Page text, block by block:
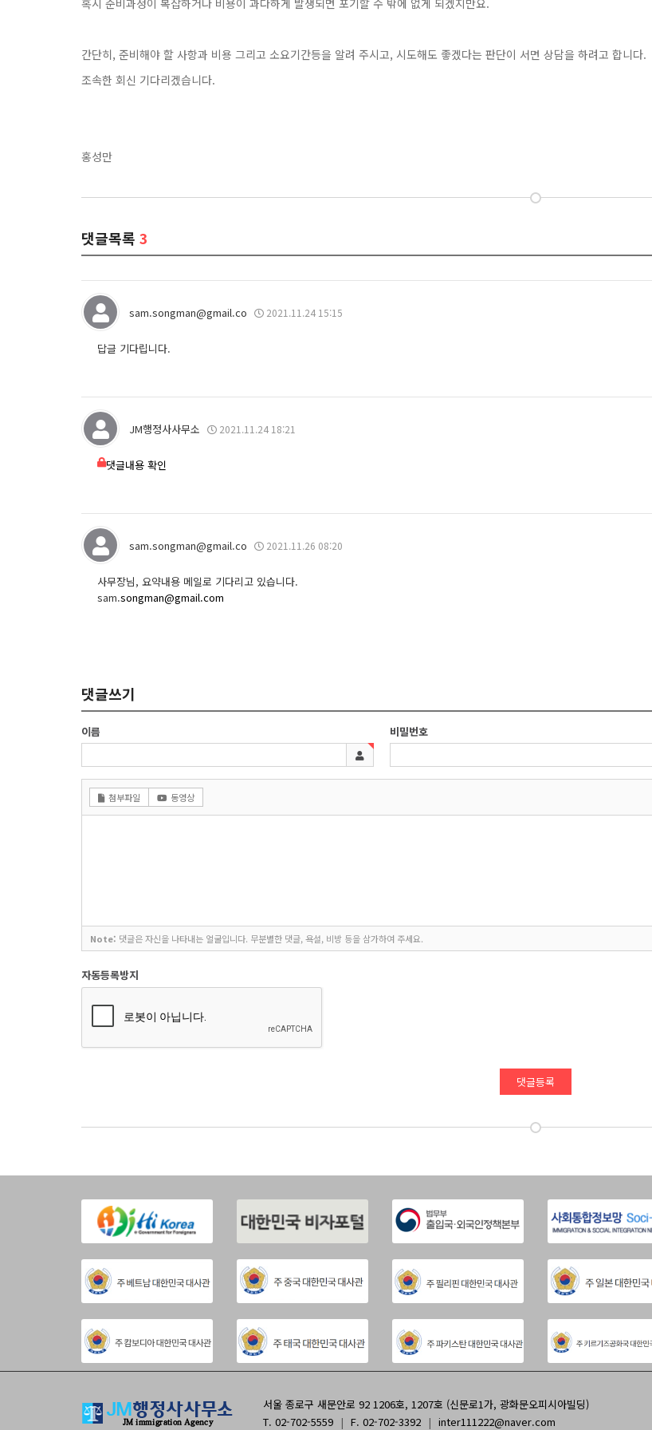
혹시 준비과정이 복잡하거나 비용이 과다하게 발생되면 포기할 수 밖에 없게 되겠지만요.
간단히, 준비해야 할 사항과 비용 그리고 소요기간등을 알려 주시고, 시도해도 좋겠다는 판단이 서면 상담을 하려고 합니다.
조속한 회신 기다리겠습니다.
홍성만
댓글목록 3
sam.songman@gmail.co 2021.11.24 15:15
답글 기다립니다.
JM행정사사무소 2021.11.24 18:21
댓글내용 확인
sam.songman@gmail.co 2021.11.26 08:20
사무장님, 요약내용 메일로 기다리고 있습니다.
sam.songman@gmail.com
댓글쓰기
이름 비밀번호
첨부파일 동영상
Note: 댓글은 자신을 나타내는 얼굴입니다. 무분별한 댓글, 욕설, 비방 등을 삼가하여 주세요.
자동등록방지
댓글등록
서울 종로구 새문안로 92 1206호, 1207호 (신문로1가, 광화문오피시아빌딩)
T. 02-702-5559 | F. 02-702-3392 | inter111222@naver.com